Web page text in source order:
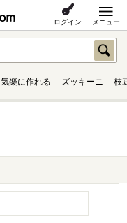
ログイン メニュー
気楽に作れる ズッキーニ 枝